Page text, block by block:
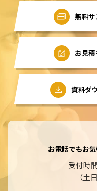
無料
お見
資料ダ
お電話でもお
受付時
（土